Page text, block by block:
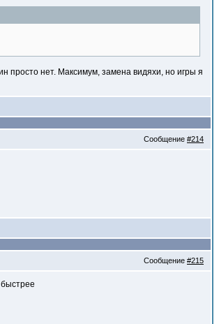
просто нет. Максимум, замена видяхи, но игры я
Сообщение #214
Сообщение #215